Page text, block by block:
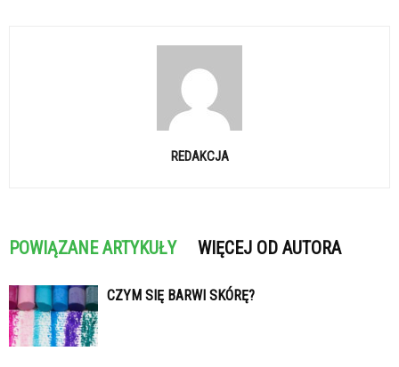
REDAKCJA
POWIĄZANE ARTYKUŁY WIĘCEJ OD AUTORA
CZYM SIĘ BARWI SKÓRĘ?